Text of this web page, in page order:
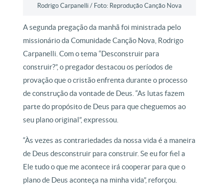
Rodrigo Carpanelli / Foto: Reprodução Canção Nova
A segunda pregação da manhã foi ministrada pelo
missionário da Comunidade Canção Nova, Rodrigo
Carpanelli. Com o tema “Desconstruir para
construir?”, o pregador destacou os períodos de
provação que o cristão enfrenta durante o processo
de construção da vontade de Deus. “As lutas fazem
parte do propósito de Deus para que cheguemos ao
seu plano original”, expressou.
“Às vezes as contrariedades da nossa vida é a maneira
de Deus desconstruir para construir. Se eu for fiel a
Ele tudo o que me acontece irá cooperar para que o
plano de Deus aconteça na minha vida”, reforçou.